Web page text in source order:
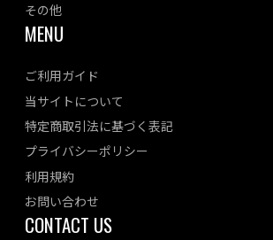
その他
MENU
ご利用ガイド
当サイトについて
特定商取引法に基づく表記
プライバシーポリシー
利用規約
お問い合わせ
CONTACT US